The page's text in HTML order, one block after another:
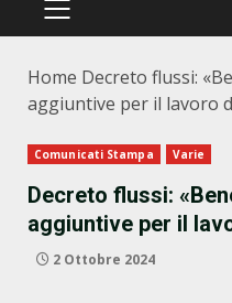
PRIMÄRES
Home Decreto flussi:
aggiuntive per il lavoro
Comunicati Stampa Varie
Decreto flussi:
aggiuntive per il
2 Ottobre 2024